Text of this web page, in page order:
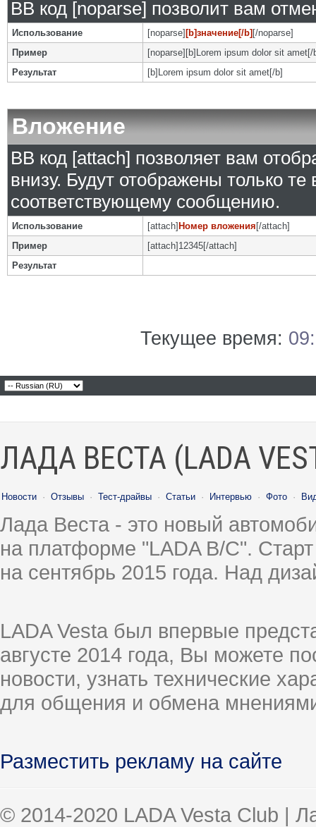
BB код [noparse] позволит вам
Использование [noparse] [b]значение[/b] [/noparse]
Пример
[noparse][b]Lorem ipsum dolor sit amet[/
Результат
[b]Lorem ipsum dolor sit amet[/b]
Вложение
BB код [attach] позволяет вам
внизу. Будут отображены только
соответствующему сообщению.
Использование [attach] Номер вложения [/attach]
Пример
[attach]12345[/attach]
Результат
Текущее время:
ЛАДА ВЕСТА (LADA
Новости · Отзывы · Тест-драйвы · Статьи · Интервью · Фото ·
Лада Веста - это новый
на платформе "LADA B/C".
на сентябрь 2015 года. Над
LADA Vesta был впервые
августе 2014 года, Вы можете
новости, узнать технические
для общения и обмена
Разместить рекламу на сайте
© 2014-2020 LADA Vesta Club |